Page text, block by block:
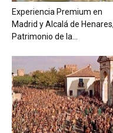
Experiencia Premium en
Madrid y Alcalá de Henares,
Patrimonio de la...